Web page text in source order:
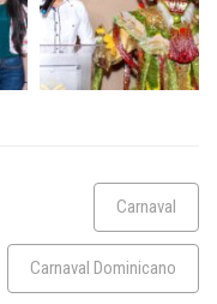
Carnaval
Carnaval Dominicano